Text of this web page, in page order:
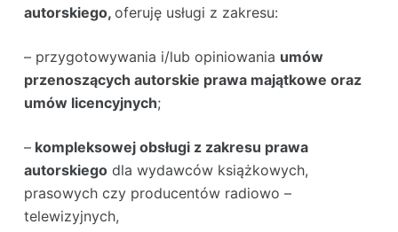
autorskiego, oferuję usługi z zakresu:
– przygotowywania i/lub opiniowania umów
przenoszących autorskie prawa majątkowe oraz
umów licencyjnych;
–kompleksowej obsługi z zakresu prawa
autorskiegodla wydawców książkowych,
prasowych czy producentów radiowo –
telewizyjnych,